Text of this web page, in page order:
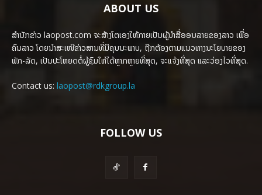
ABOUT US
ສຳນັກຂ່າວ laopost.com ຈະສ້າງໂຕເອງໃຫ້ກາຍເປັນຜູ້ນຳສື່ອອນລາຍຂອງລາວ ເພື່ອ
ຄົນລາວ ໂດຍນຳສະເໜີຂ່າວສານທີ່ມີຄຸນນະພາບ, ຖືກຕ້ອງຕາມແນວທາງນະໂຍບາຍຂອງ
ພັກ-ລັດ, ເປັນປະໂຫຍດຕໍ່ຜູ້ຊົມໃຫ້ໄດ້ຫຼາກຫຼາຍທີ່ສຸດ, ຈະແຈ້ງທີ່ສຸດ ແລະວ່ອງໄວທີ່ສຸດ.
Contact us: laopost@rdkgroup.la
FOLLOW US